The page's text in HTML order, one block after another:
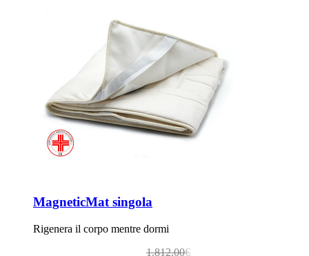
MagneticMat singola
Rigenera il corpo mentre dormi
1.812,00€
Il
Il